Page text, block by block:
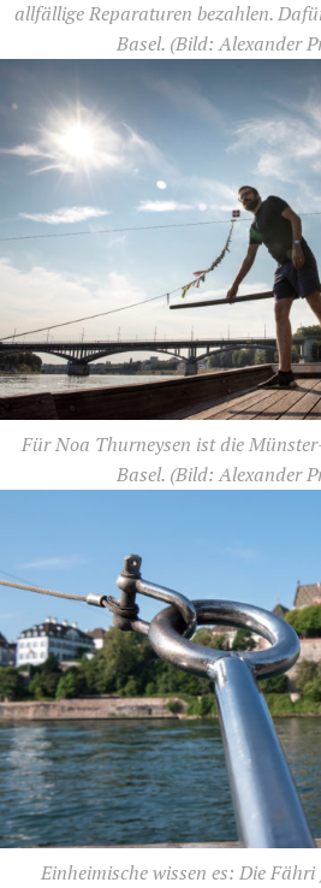
allfällige Reparaturen bezahlen.
Basel. (Bild: Alexander
Für Noa Thurneysen ist die
Basel. (Bild: Alexander
Einheimische wissen es: Die